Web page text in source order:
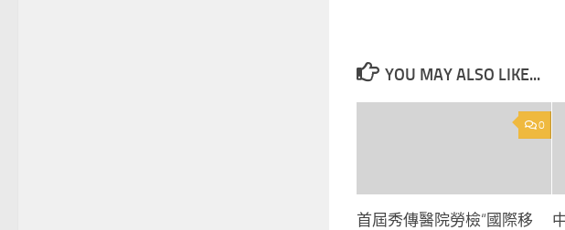
YOU MAY ALSO LIKE...
0
首屆秀傳醫院勞檢“國際移